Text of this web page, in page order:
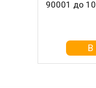
90001 до
В